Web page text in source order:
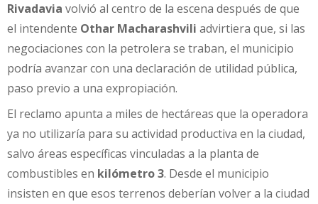
Rivadavia volvió al centro de la escena después de que
el intendente Othar Macharashvili advirtiera que, si las
negociaciones con la petrolera se traban, el municipio
podría avanzar con una declaración de utilidad pública,
paso previo a una expropiación.
El reclamo apunta a miles de hectáreas que la operadora
ya no utilizaría para su actividad productiva en la ciudad,
salvo áreas específicas vinculadas a la planta de
combustibles en kilómetro 3. Desde el municipio
insisten en que esos terrenos deberían volver a la ciudad